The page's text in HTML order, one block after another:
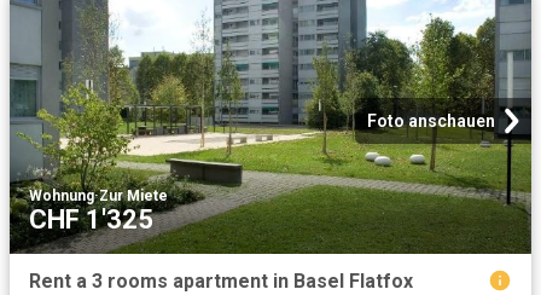
Foto anschauen
Wohnung·Zur Miete
CHF 1'325
Rent a 3 rooms apartment in Basel Flatfox